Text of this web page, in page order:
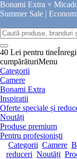
Bonami Extra ×
Summer Sale |
40 Lei pentru tine
cumpărăturiMenu
Categorii
Camere
Bonami Extra
Inspiratii
Oferte speciale și
Noutăți
Produse premium
Pentru profesioniști
Categorii Camere
reduceri Noutăți